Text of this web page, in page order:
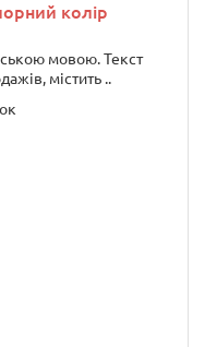
колір
мовою. Текст
містить ..